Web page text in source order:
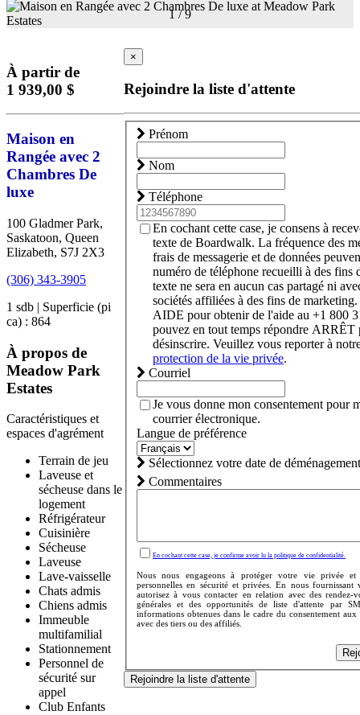
1/9
À partir de
1 939,00 $
Maison en
Rangée avec 2
Chambres De
luxe
100 Gladmer Park,
Saskatoon, Queen
Elizabeth, S7J 2X3
(306) 343-3905
1 sdb | Superficie (pi
ca) : 864
À propos de
Meadow Park
Estates
Caractéristiques et
espaces d'agrément
Terrain de jeu
Laveuse et
sécheuse dans le
logement
Réfrigérateur
Cuisinière
Sécheuse
Laveuse
Lave-vaisselle
Chats admis
Chiens admis
Immeuble
multifamilial
Stationnement
Personnel de
sécurité sur
appel
Club Enfants
×
Rejoindre la liste d'attente
Prénom
Nom
Téléphone
En cochant cette case, je consens à
texte de Boardwalk. La fréquence des
frais de messagerie et de données
numéro de téléphone recueilli à des fins
texte ne sera en aucun cas partagé ni
sociétés affiliées à des fins de
AIDE pour obtenir de l'aide au +1 800
pouvez en tout temps répondre ARRÊT
désinscrire. Veuillez vous reporter à
protection de la vie privée.
Courriel
Je vous donne mon consentement pour
courrier électronique.
Langue de préférence
Sélectionnez votre date de
Commentaires
En cochant cette case, je confirme avoir lu la politique de confidentialité.
Nous nous engageons à protéger votre vie privée
personnelles en sécurité et privées. En nous
autorisez à vous contacter en relation avec des rendez-
générales et des opportunités de liste d'attente par
informations obtenues dans le cadre du consentement aux
avec des tiers ou des affiliés.
Rejoindre la liste d'attente